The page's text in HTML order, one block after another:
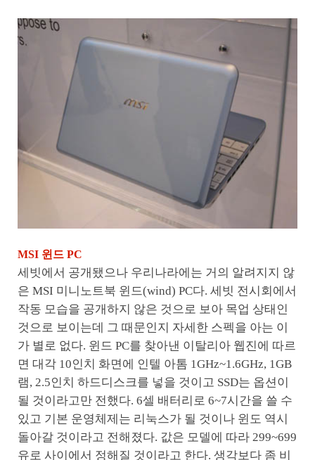
MSI 윈드 PC
세빗에서 공개됐으나 우리나라에는 거의 알려지지 않
은 MSI 미니노트북 윈드(wind) PC다. 세빗 전시회에서
작동 모습을 공개하지 않은 것으로 보아 목업 상태인
것으로 보이는데 그 때문인지 자세한 스펙을 아는 이
가 별로 없다. 윈드 PC를 찾아낸 이탈리아 웹진에 따르
면 대각 10인치 화면에 인텔 아톰 1GHz~1.6GHz, 1GB
램, 2.5인치 하드디스크를 넣을 것이고 SSD는 옵션이
될 것이라고만 전했다. 6셀 배터리로 6~7시간을 쓸 수
있고 기본 운영체제는 리눅스가 될 것이나 윈도 역시
돌아갈 것이라고 전해졌다. 값은 모델에 따라 299~699
유로 사이에서 정해질 것이라고 한다. 생각보다 좀 비